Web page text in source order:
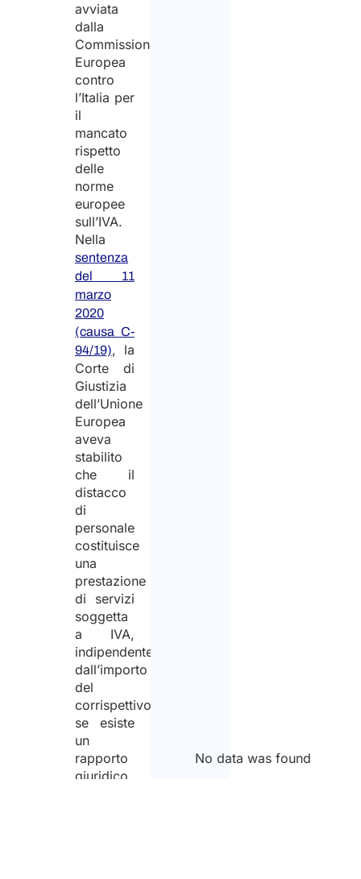
avviata
dalla
Commissione
Europea
contro
l’Italia per
il
mancato
rispetto
delle
norme
europee
sull’IVA.
Nella
sentenza
del 11
marzo
2020
(causa C-
94/19), la
Corte di
Giustizia
dell’Unione
Europea
aveva
stabilito
che il
distacco
di
personale
costituisce
una
prestazione
di servizi
soggetta
a IVA,
indipendentemente
dall’importo
del
corrispettivo,
se esiste
un
rapporto
giuridico
No data was found